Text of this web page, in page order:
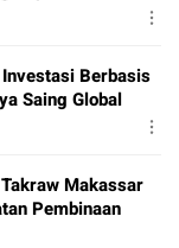
Berbasis
Saing Global
Makassar
Pembinaan